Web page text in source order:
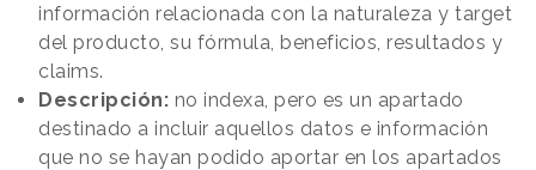
información relacionada con la naturaleza y target
del producto, su fórmula, beneficios, resultados y
claims.
Descripción: no indexa, pero es un apartado
destinado a incluir aquellos datos e información
que no se hayan podido aportar en los apartados